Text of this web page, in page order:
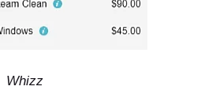
Whizz